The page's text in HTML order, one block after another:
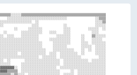
░░░░░░░░░░░░░░░░░░░░░░░░░░░░░░░░░░                ░░▒▒▒▒
░░                                ░░░░▒▒
░░░░              ░░                ░░░░░░
░░      ░░░░░░░░            ░░░░          ░░░░░░  ░░
░░        ░░░░░░░░░░░░    ░░░░    ░░░░            ░░░░
░░░░    ░░░░░░░░░░          ░░░░░░░░      ░░    ▒▒░░░░░░
░░░░░░░░░░░░      ░░    ░░░░░░
░░░░░░░░░░      ░░░░  ░░░░░░░░
░░░░░░░░        ░░░░░░  ░░░░░░
░░░░░░░░░░░░    ░░  ░░  ░░░░░░
░░░░░░░░░░░░░░  ░░░░  ░░░░░░░░░░  ░░      ░░░░░░
░░░░░░░░  ░░░░░░░░░░░░          ░░░░
░░        ░░░░░░░░░░░░░░░░░░░░  ░░░░░░░░░░░░░░  ░░░░░░░░
░░░░░░░░░░░░░░░░░░░░░░  ░░░░░░░░░░░░░░░░░░░░░░░░
░░░░░░░░░░░░░░░░░░░░  ░░░░░░░░░░░░░░░░░░░░░░░░░░
░░░░░░░░░░░░░░░░░░░░░░      ░░  ░░░░░░░░░░░░░░░░
░░░░░░░░░░░░░░░░░░  ░░░░░░  ░░░░░░░░░░░░░░░░